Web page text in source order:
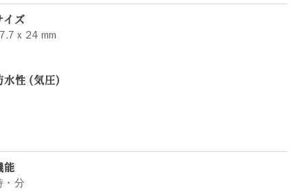
イズ
x 24 mm
水性 (気圧)
能
・分